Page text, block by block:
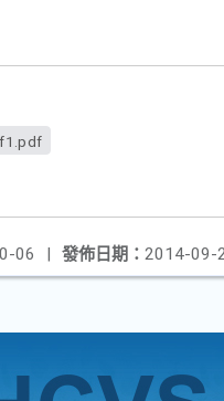
發佈日期： 2014-09-
06 |